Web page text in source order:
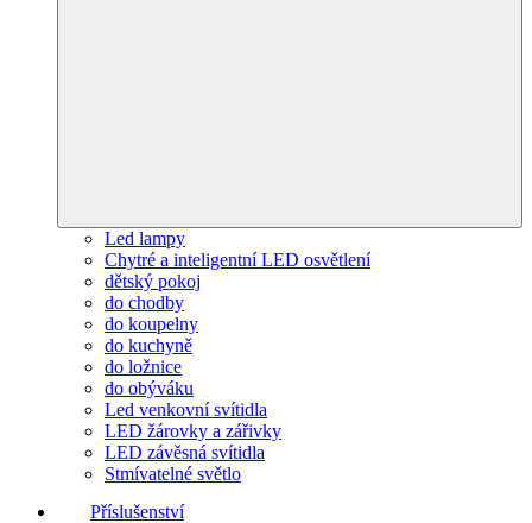
Led lampy
Chytré a inteligentní LED osvětlení
dětský pokoj
do chodby
do koupelny
do kuchyně
do ložnice
do obýváku
Led venkovní svítidla
LED žárovky a zářivky
LED závěsná svítidla
Stmívatelné světlo
Příslušenství